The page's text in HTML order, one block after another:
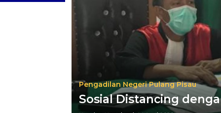
Pengadilan Negeri Pulang Pisau
Sosial Distancing